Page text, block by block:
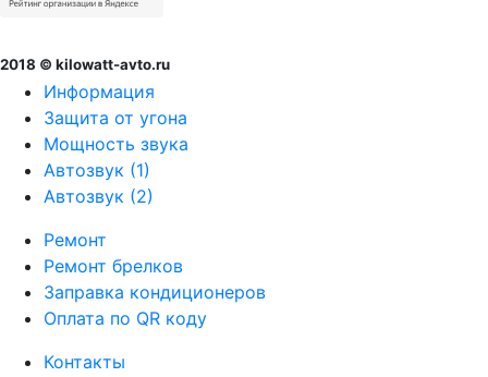
2018 © kilowatt-avto.ru
Информация
Защита от угона
Мощность звука
Автозвук (1)
Автозвук (2)
Ремонт
Ремонт брелков
Заправка кондиционеров
Оплата по QR коду
Контакты